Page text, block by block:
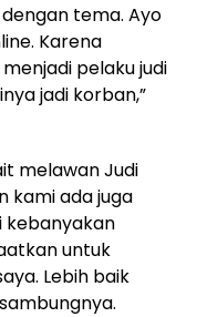
tema. Ayo
Karena
pelaku judi
jadi korban,”
melawan Judi
kami ada juga
kebanyakan
untuk
Lebih baik